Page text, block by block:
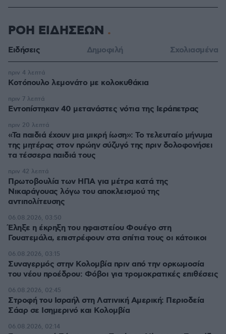
ΡΟΗ ΕΙΔΗΣΕΩΝ
Ειδήσεις Δημοφιλή Σχολιασμένα
Κοτόπουλο λεμονάτο με κολοκυθάκια
πριν 4 λεπτά
Εντοπίστηκαν 40 μετανάστες νότια της Ιεράπετρας
πριν 7 λεπτά
«Τα παιδιά έχουν μια μικρή ίωση»: Το τελευταίο μήνυμα
της μητέρας στον πρώην σύζυγό της πριν δολοφονήσει
τα τέσσερα παιδιά τους
πριν 20 λεπτά
Πρωτοβουλία των ΗΠΑ για μέτρα κατά της
Νικαράγουας λόγω του αποκλεισμού της
αντιπολίτευσης
πριν 42 λεπτά
Έληξε η έκρηξη του ηφαιστείου Φουέγο στη
Γουατεμάλα, επιστρέφουν στα σπίτια τους οι κάτοικοι
06.08.2026, 03:50
Συναγερμός στην Κολομβία πριν από την ορκωμοσία
του νέου προέδρου: Φόβοι για τρομοκρατικές επιθέσεις
06.08.2026, 03:15
Στροφή του Ισραήλ στη Λατινική Αμερική: Περιοδεία
Σάαρ σε Ισημερινό και Κολομβία
06.08.2026, 02:45
06.08.2026, 02:14